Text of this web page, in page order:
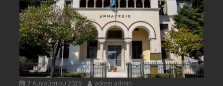
7 Αυγούστου 2026 admin admin